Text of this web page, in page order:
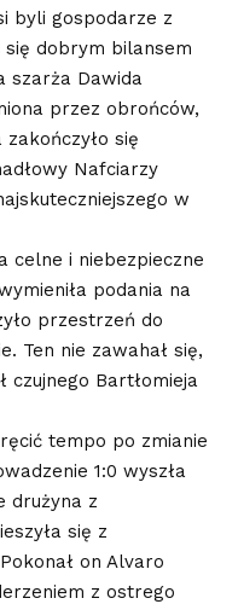
byli gospodarze z
dobrym bilansem
szarża Dawida
przez obrońców,
się
Nafciarzy
w
celne i niebezpieczne
podania na
przestrzeń do
Ten nie zawahał się,
czujnego Bartłomieja
tempo po zmianie
1:0 wyszła
drużyna z
się z
on Alvaro
z ostrego